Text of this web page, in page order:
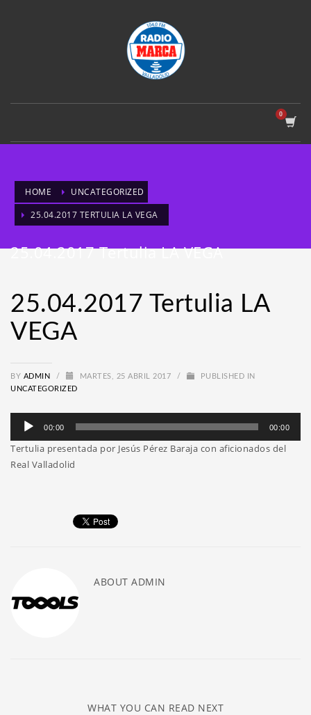
HOME
UNCATEGORIZED
25.04.2017 TERTULIA LA VEGA
25.04.2017 Tertulia LA VEGA
25.04.2017 Tertulia LA
VEGA
BY ADMIN / MARTES, 25 ABRIL 2017 /
PUBLISHED IN
UNCATEGORIZED
Reproductor
audio
00:00 00:00
Tertulia presentada por Jesús Pérez Baraja con aficionados del
Real Valladolid
ABOUT ADMIN
WHAT YOU CAN READ NEXT